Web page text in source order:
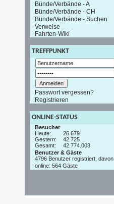
Bünde/Verbände - A
Bünde/Verbände - CH
Bünde/Verbände - Suchen
Verweise
Fahrten-Wiki
TREFFPUNKT
Passwort vergessen?
Registrieren
ONLINE-STATUS
Besucher
Heute:
26.679
Gestern:
42.725
Gesamt:
42.774.003
Benutzer & Gäste
4796 Benutzer registriert, davon
online: 564 Gäste